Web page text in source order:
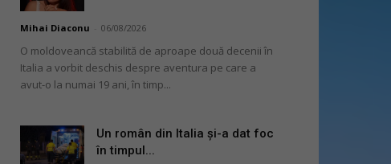
Mihai Diaconu 06/08/2026
O moldoveancă stabilită de aproape două decenii în
Italia a vorbit deschis despre aventura pe care a
avut-o la numai 19 ani, în timp...
Un român din Italia și-a dat foc
în timpul...